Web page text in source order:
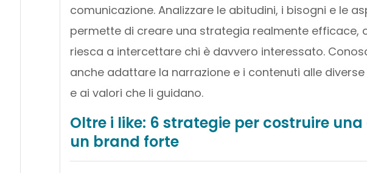
comunicazione. Analizzare le abitudini, i bisogni e le
permette di creare una strategia realmente efficace,
riesca a intercettare chi è davvero interessato.
anche adattare la narrazione e i contenuti alle
e ai valori che li guidano.
Oltre i like: 6 strategie per costruire
un brand forte